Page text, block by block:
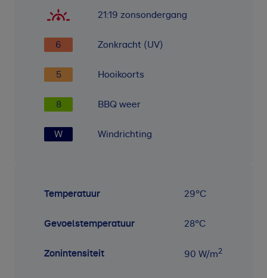
21:19 zonsondergang
6 Zonkracht (UV)
5 Hooikoorts
8 BBQ weer
W Windrichting
Temperatuur 29°C
Gevoelstemperatuur 28°C
Zonintensiteit 90 W/m2